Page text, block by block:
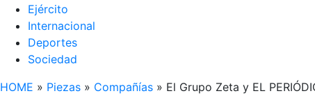
Ejército
Internacional
Deportes
Sociedad
HOME » Piezas » Compañías » El Grupo Zeta y EL